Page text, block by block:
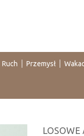
Ruch Przemysł
LOSOWE